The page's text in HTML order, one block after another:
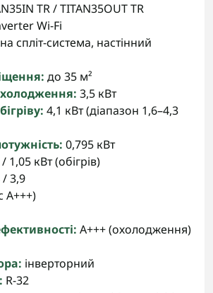
TR / TITAN35OUT TR
Wi-Fi
спліт-система, настінний
до 35 м²
3,5 кВт
4,1 кВт (діапазон 1,6–4,3
0,795 кВт
кВт (обігрів)
/ 3,9
A+++)
A+++ (охолодження)
інверторний
R-32